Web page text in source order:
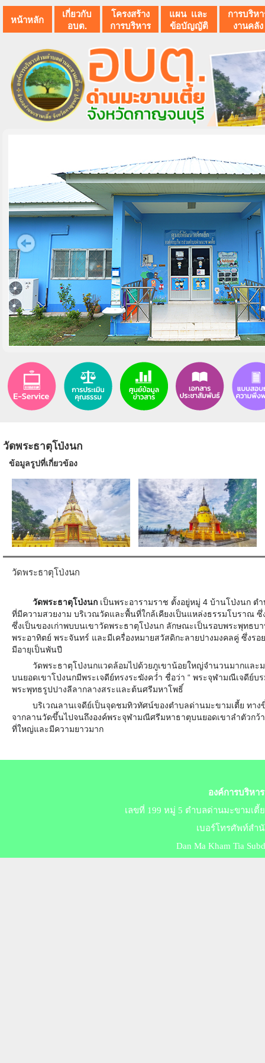
หน้าหลัก
เกี่ยวกับ
อบต.
โครงสร้าง
การบริหาร
แผน เเละ
ข้อบัญญัติ
การบริห
งานคลัง
วัดพระธาตุโป่งนก
ข้อมูลรูปที่เกี่ยวข้อง
วัดพระธาตุโป่งนก
วัดพระธาตุโป่งนก เป็นพระอารามราช ตั้งอยู่หมู่ 4 บ้านโป่งนก ต
ที่มีความสวยงาม บริเวณวัดและพื้นที่ใกล้เคียงเป็นแหล่งธรรมโบราณ
ซึ่งเป็นของเก่าพบบนเขาวัดพระธาตุโป่งนก ลักษณะเป็นรอบพระพุทธบ
พระอาทิตย์ พระจันทร์ และมีเครื่องหมายสวัสดิกะลายปางมงคลคู่ ซึ่งร
มีอายุเป็นพันปี
วัดพระธาตุโป่งนกแวดล้อมไปด้วยภูเขาน้อยใหญ่จำนวนมากและ
บนยอดเขาโป่งนกมีพระเจดีย์ทรงระฆังคว่ำ ชื่อว่า “ พระจุฬามณีเจดีย์
พระพุทธรูปปางลีลากลางสระและต้นศรีมหาโพธิ์
บริเวณลานเจดีย์เป็นจุดชมทิวทัศน์ของตำบลด่านมะขามเตี้ย ทาง
จากลานวัดขึ้นไปจนถึงองค์พระจุฬามณีศรีมหาธาตุบนยอดเขาลำตัวกว้
ที่ใหญ่และมีความยาวมาก
องค์การบริหา
เลขที่ 199 หมู่ 5 ตำบลด่านมะขามเตี้
เบอร์​โทร​ศัพท์สำ
Dan Ma Kham Tia